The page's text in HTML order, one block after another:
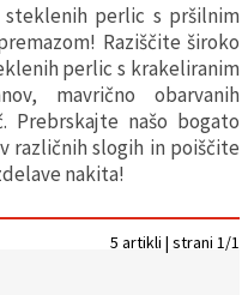
perlic s pršilnim
Raziščite široko
perlic s krakeliranim
mavrično obarvanih
našo bogato
različnih slogih in poiščite
nakita!
5 artikli | strani 1/1